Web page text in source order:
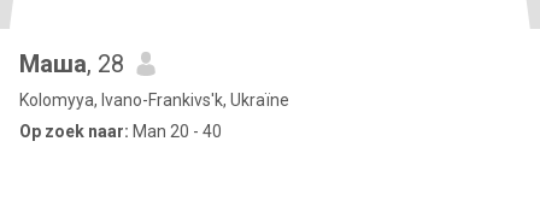
Маша, 28
Kolomyya, Ivano-Frankivs'k, Ukraïne
Op zoek naar: Man 20 - 40